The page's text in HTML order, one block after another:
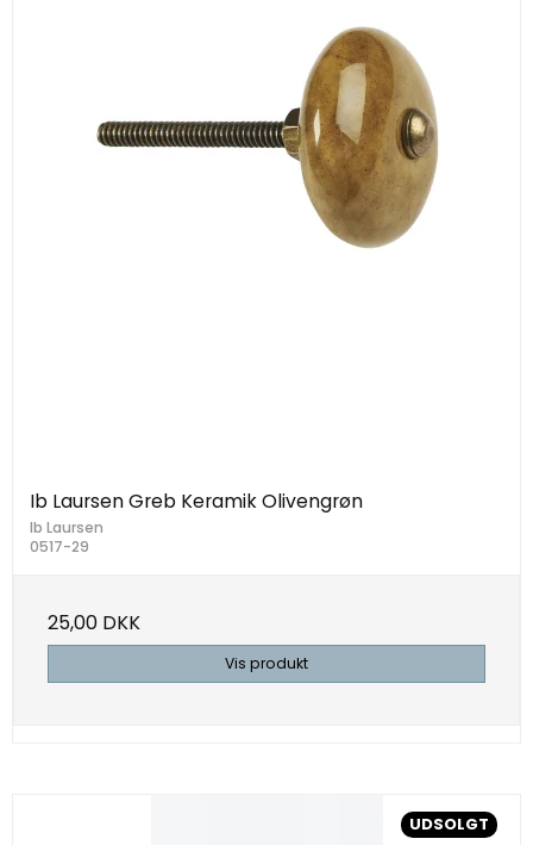
Ib Laursen Greb Keramik Olivengrøn
Ib Laursen
0517-29
25,00 DKK
Vis produkt
UDSOLGT